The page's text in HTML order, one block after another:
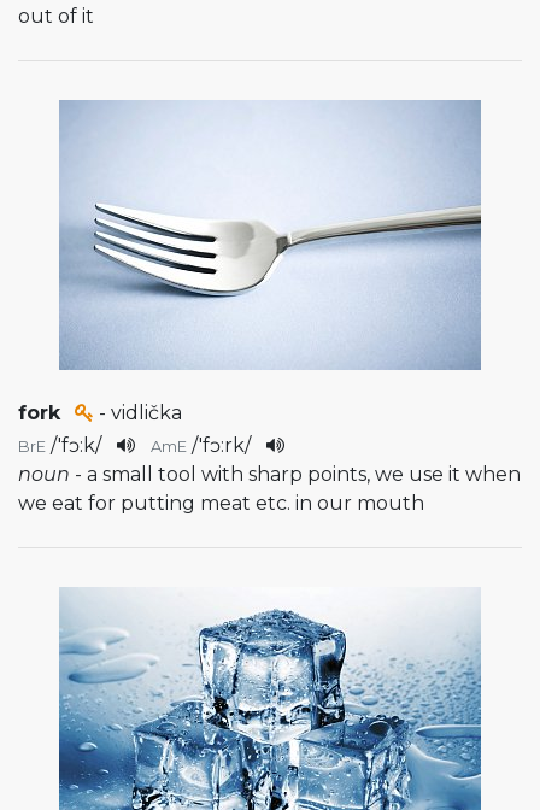
out of it
fork - vidlička
BrE /'fɔ:k/ AmE /'fɔ:rk/
noun - a small tool with sharp points, we use it when
we eat for putting meat etc. in our mouth